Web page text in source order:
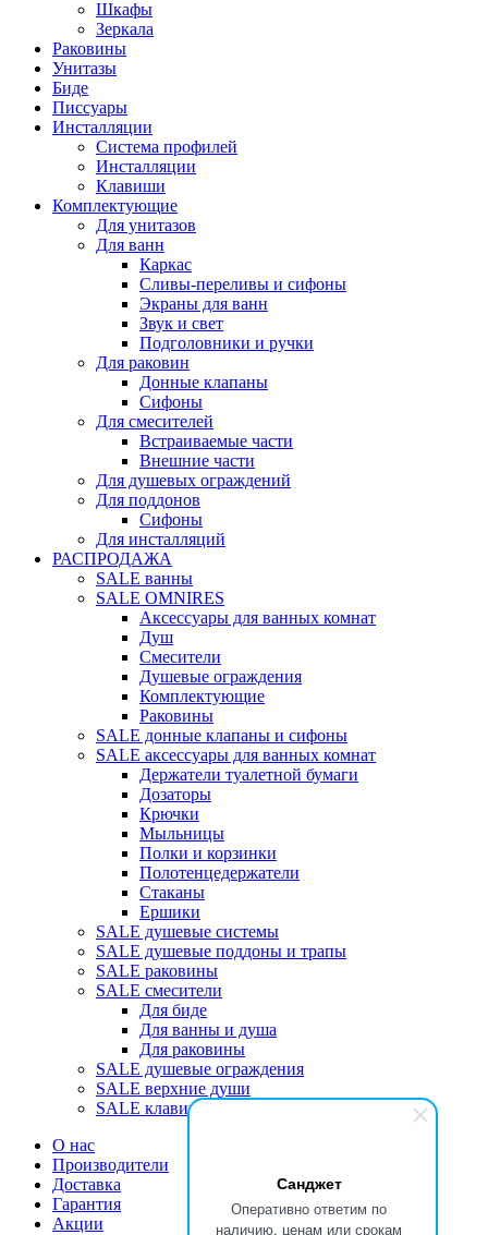
Санджет
Оперативно ответим по
наличию, ценам или срокам
Шкафы
Зеркала
Раковины
Унитазы
Биде
Писсуары
Инсталляции
Система профилей
Инсталляции
Клавиши
Комплектующие
Для унитазов
Для ванн
Каркас
Сливы-переливы и сифоны
Экраны для ванн
Звук и свет
Подголовники и ручки
Для раковин
Донные клапаны
Сифоны
Для смесителей
Встраиваемые части
Внешние части
Для душевых ограждений
Для поддонов
Сифоны
Для инсталляций
РАСПРОДАЖА
SALE ванны
SALE OMNIRES
Аксессуары для ванных комнат
Душ
Смесители
Душевые ограждения
Комплектующие
Раковины
SALE донные клапаны и сифоны
SALE аксессуары для ванных комнат
Держатели туалетной бумаги
Дозаторы
Крючки
Мыльницы
Полки и корзинки
Полотенцедержатели
Стаканы
Ершики
SALE душевые системы
SALE душевые поддоны и трапы
SALE раковины
SALE смесители
Для биде
Для ванны и душа
Для раковины
SALE душевые ограждения
SALE верхние души
SALE клавиши
О нас
Производители
Доставка
Гарантия
Акции